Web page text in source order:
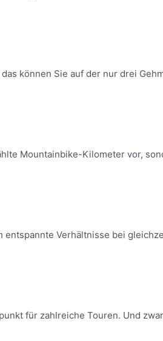
können Sie auf der nur drei
Mountainbike-Kilometer vor,
entspannte Verhältnisse bei
für zahlreiche Touren. Und